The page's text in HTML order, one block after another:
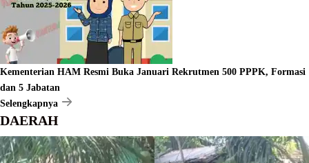
Kementerian HAM Resmi Buka Januari Rekrutmen 500 PPPK, Formasi
dan 5 Jabatan
Selengkapnya
DAERAH